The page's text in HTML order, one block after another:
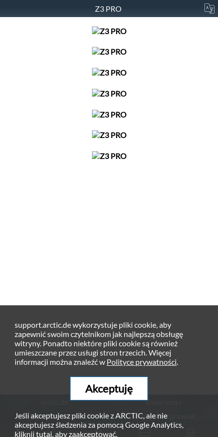
Z3 PRO
Gwarancja
Polityka Prywatności
Wzmianka prawna
© ARCTIC (HK) Ltd. - 2026
support.arctic.de wykorzystuje pliki cookie, aby
zapewnić swoim czytelnikom jak najlepszą obsługę
witryny. Ponadto niektóre pliki cookie są również
umieszczane przez usługi stron trzecich. Więcej
informacji można znaleźć w Polityce prywatności.
Akceptuję
Jeśli akceptujesz pliki cookie z ARCTIC, ale nie
akceptujesz śledzenia za pomocą Google Analytics,
kliknij tutaj, aby zaakceptować.